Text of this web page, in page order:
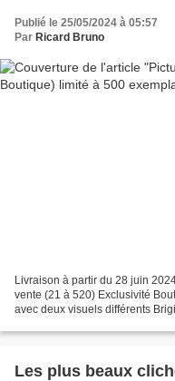
Publié le 25/05/2024 à 05:57
Par Ricard Bruno
Livraison à partir du 28 juin
vente (21 à 520) Exclusivité
avec deux visuels différents
Les plus beaux